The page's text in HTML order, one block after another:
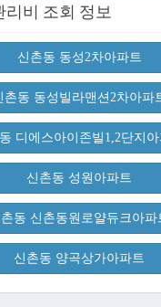
리비 조회 정보
신촌동 동성2차아파트
촌동 동성빌라맨션2차아파
디에스아이존빌1,2단지
신촌동 성원아파트
동 신촌동원로얄듀크아파
신촌동 양곡상가아파트